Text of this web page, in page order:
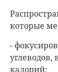
которые
-
углеводов,
калорий;